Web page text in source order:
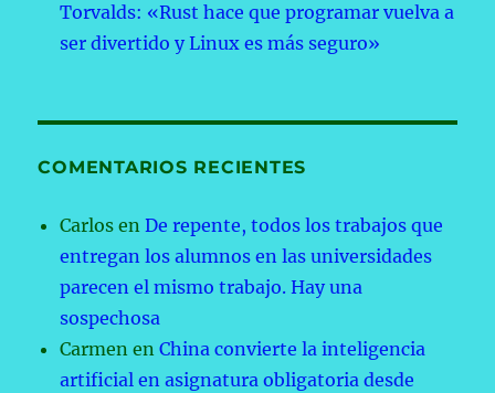
Torvalds: «Rust hace que programar vuelva a
ser divertido y Linux es más seguro»
COMENTARIOS RECIENTES
Carlos enDe repente, todos los trabajos que
entregan los alumnos en las universidades
parecen el mismo trabajo. Hay una
sospechosa
Carmen enChina convierte la inteligencia
artificial en asignatura obligatoria desde